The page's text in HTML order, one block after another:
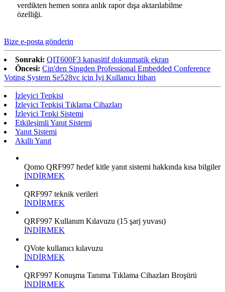
verdikten hemen sonra anlık rapor dışa aktarılabilme
özelliği.
Bize e-posta gönderin
Sonraki: QIT600F3 kapasitif dokunmatik ekran
Öncesi: Çin'den Singden Professional Embedded Conference
Voting System Se528vc için İyi Kullanıcı İtibarı
İzleyici Tepkisi
İzleyici Tepkisi Tıklama Cihazları
İzleyici Tepki Sistemi
Etkileşimli Yanıt Sistemi
Yanıt Sistemi
Akıllı Yanıt
Qomo QRF997 hedef kitle yanıt sistemi hakkında kısa bilgiler
İNDİRMEK
QRF997 teknik verileri
İNDİRMEK
QRF997 Kullanım Kılavuzu (15 şarj yuvası)
İNDİRMEK
QVote kullanıcı kılavuzu
İNDİRMEK
QRF997 Konuşma Tanıma Tıklama Cihazları Broşürü
İNDİRMEK